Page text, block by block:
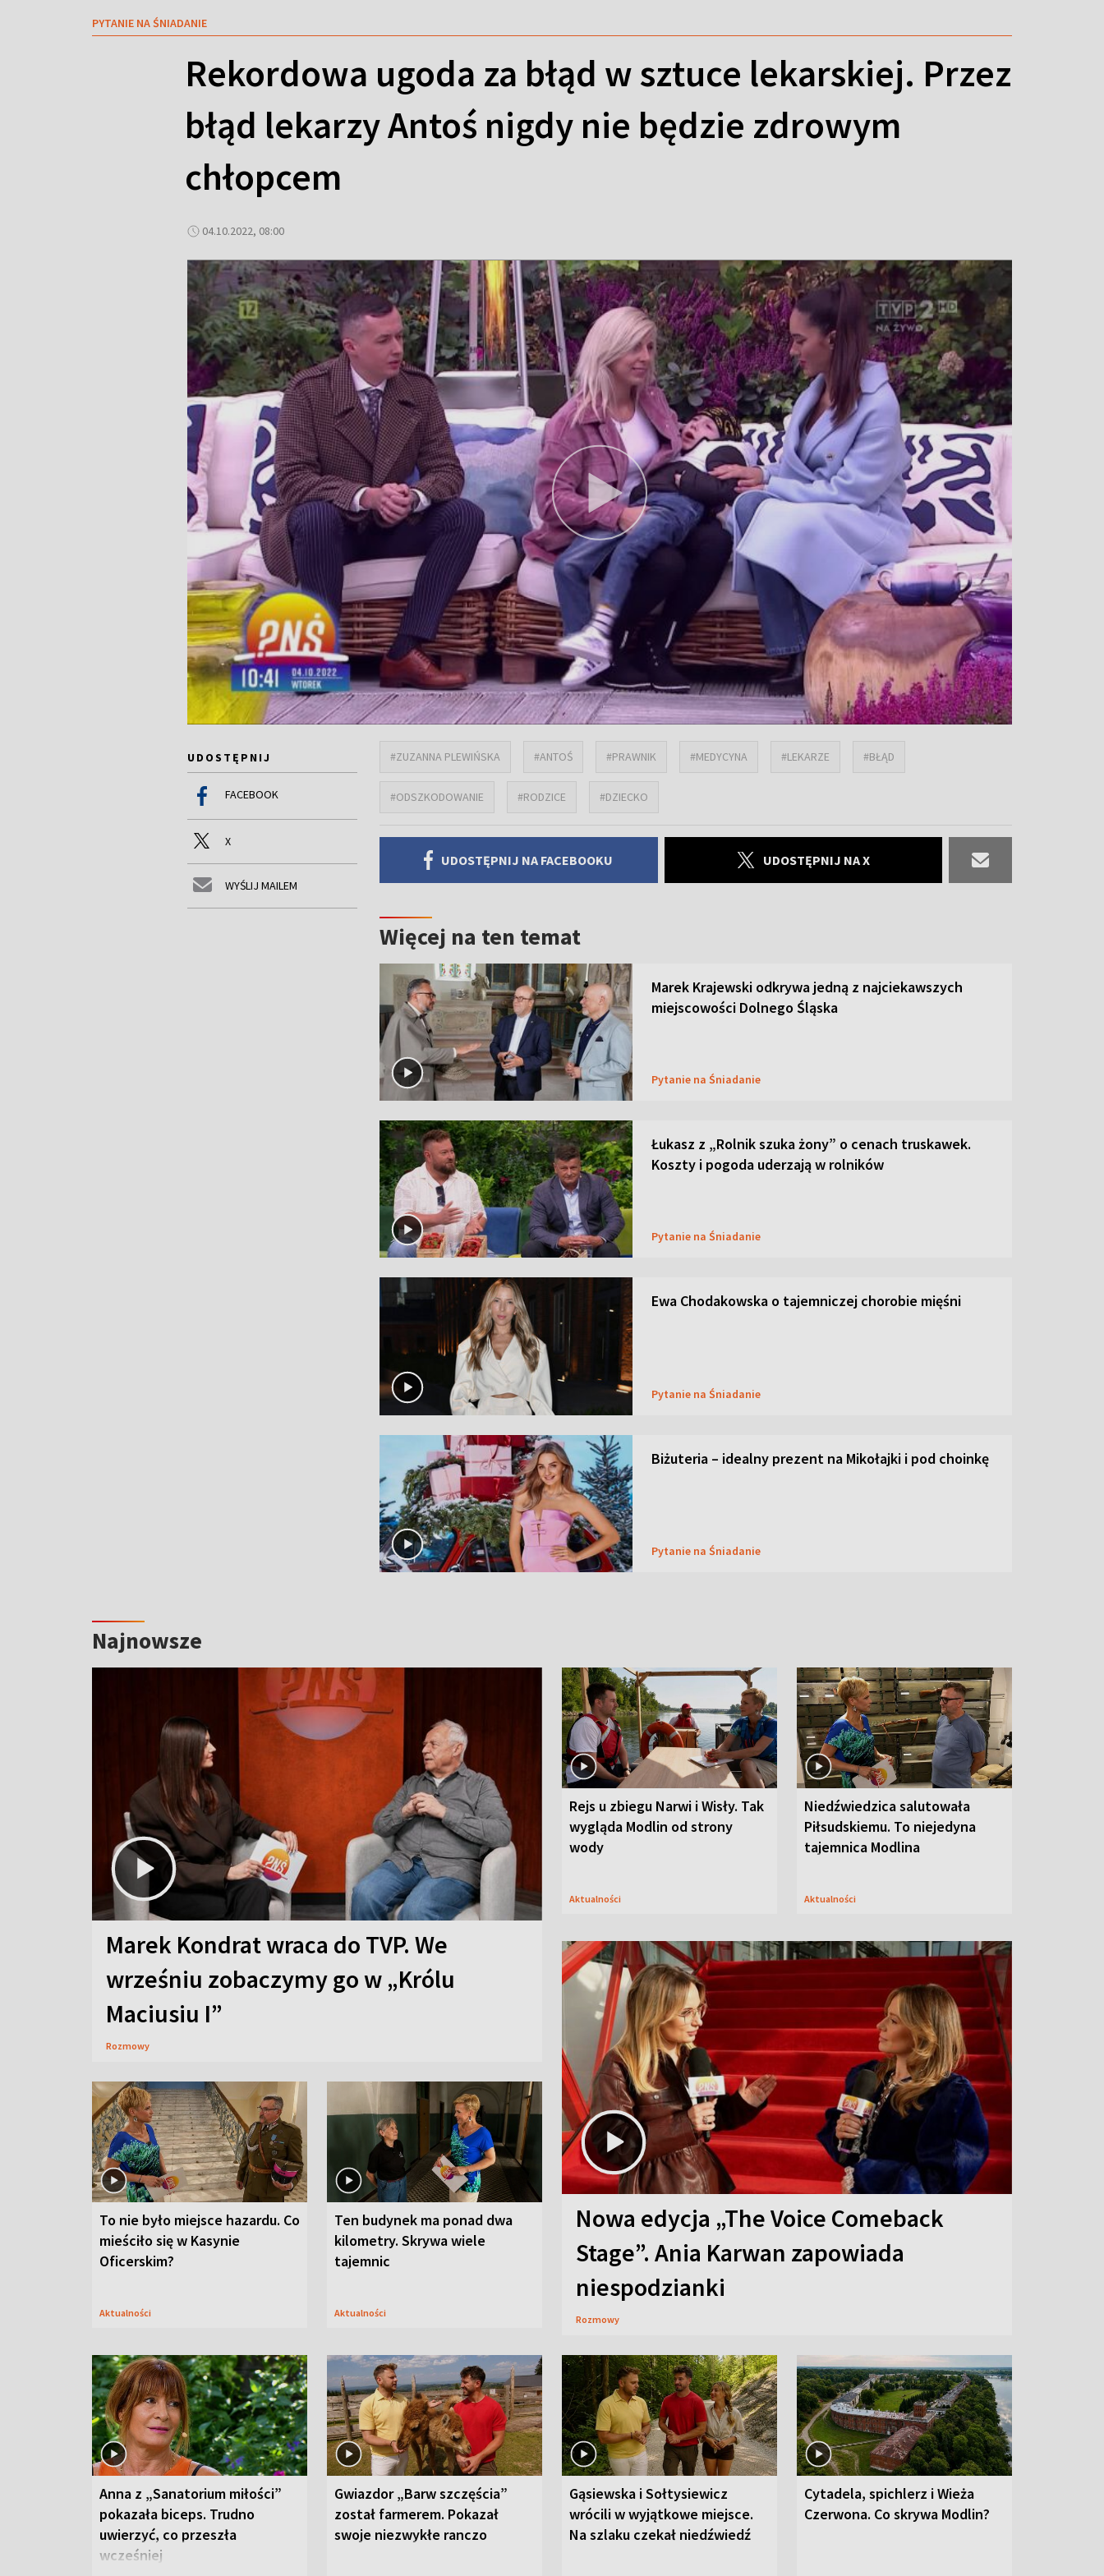
PYTANIE NA ŚNIADANIE
Rekordowa ugoda za błąd w sztuce lekarskiej. Przez
błąd lekarzy Antoś nigdy nie będzie zdrowym
chłopcem
04.10.2022, 08:00
UDOSTĘPNIJ
FACEBOOK
X
WYŚLIJ MAILEM
#ZUZANNA PLEWIŃSKA #ANTOŚ #PRAWNIK #MEDYCYNA #LEKARZE #BŁĄD
#ODSZKODOWANIE #RODZICE #DZIECKO
UDOSTĘPNIJ NA FACEBOOKU UDOSTĘPNIJ NA X
Więcej na ten temat
Marek Krajewski odkrywa jedną z najciekawszych
miejscowości Dolnego Śląska
Pytanie na Śniadanie
Łukasz z „Rolnik szuka żony” o cenach truskawek.
Koszty i pogoda uderzają w rolników
Pytanie na Śniadanie
Ewa Chodakowska o tajemniczej chorobie mięśni
Pytanie na Śniadanie
Biżuteria – idealny prezent na Mikołajki i pod choinkę
Pytanie na Śniadanie
Najnowsze
Marek Kondrat wraca do TVP. We
wrześniu zobaczymy go w „Królu
Maciusiu I”
Rozmowy
Rejs u zbiegu Narwi i Wisły. Tak
wygląda Modlin od strony
wody
Aktualności
Niedźwiedzica salutowała
Piłsudskiemu. To niejedyna
tajemnica Modlina
Aktualności
To nie było miejsce hazardu. Co
mieściło się w Kasynie
Oficerskim?
Aktualności
Ten budynek ma ponad dwa
kilometry. Skrywa wiele
tajemnic
Aktualności
Nowa edycja „The Voice Comeback
Stage”. Ania Karwan zapowiada
niespodzianki
Rozmowy
Anna z „Sanatorium miłości”
pokazała biceps. Trudno
uwierzyć, co przeszła
wcześniej
Gwiazdor „Barw szczęścia”
został farmerem. Pokazał
swoje niezwykłe ranczo
Gąsiewska i Sołtysiewicz
wrócili w wyjątkowe miejsce.
Na szlaku czekał niedźwiedź
Cytadela, spichlerz i Wieża
Czerwona. Co skrywa Modlin?